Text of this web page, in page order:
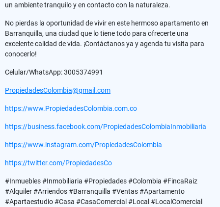
un ambiente tranquilo y en contacto con la naturaleza.
No pierdas la oportunidad de vivir en este hermoso apartamento en
Barranquilla, una ciudad que lo tiene todo para ofrecerte una
excelente calidad de vida. ¡Contáctanos ya y agenda tu visita para
conocerlo!
Celular/WhatsApp: 3005374991
PropiedadesColombia@gmail.com
https://www.PropiedadesColombia.com.co
https://business.facebook.com/PropiedadesColombiaInmobiliaria
https://www.instagram.com/PropiedadesColombia
https://twitter.com/PropiedadesCo
#Inmuebles #Inmobiliaria #Propiedades #Colombia #FincaRaiz
#Alquiler #Arriendos #Barranquilla #Ventas #Apartamento
#Apartaestudio #Casa #CasaComercial #Local #LocalComercial